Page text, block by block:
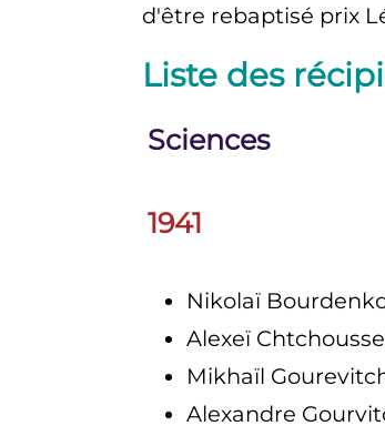
d'être rebaptisé prix
Liste des
Sciences
1941
Nikolaï
Alexeï
Mikhaïl
Alexandre